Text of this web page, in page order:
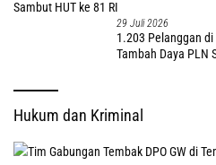
29 Juli 2026
1.203 Pelanggan
Tambah Daya PLN
Hukum dan Kriminal